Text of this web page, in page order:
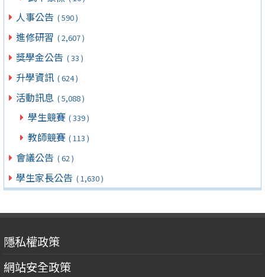
人事公告 ( 590 )
進修研習 ( 2,607 )
獎學金公告 ( 33 )
升學資訊 ( 624 )
活動訊息 ( 5,088 )
學生競賽 ( 339 )
教師競賽 ( 113 )
會議公告 ( 62 )
學生家長公告 ( 1,630 )
隱私權政策
網站安全政策